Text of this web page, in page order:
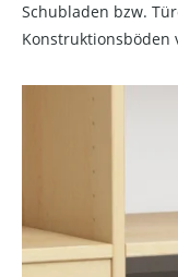
Schubladen bzw.
Konstruktionsböden